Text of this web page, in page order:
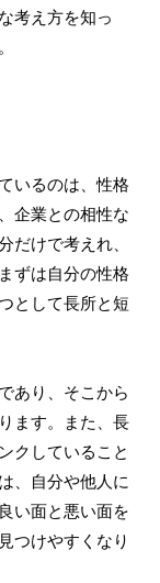
考え方を知っ
いるのは、性格
企業との相性な
だけで考えれ、
ずは自分の性格
として長所と短
あり、そこから
ます。また、長
クしていること
、自分や他人に
い面と悪い面を
つけやすくなり